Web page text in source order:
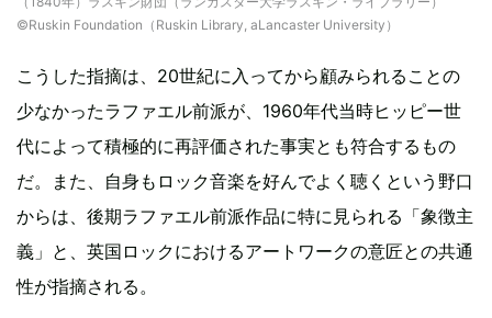
©Ruskin Foundation（Ruskin Library, aLancaster University）
こうした指摘は、20世紀に入ってから顧みられることの
少なかったラファエル前派が、1960年代当時ヒッピー世
代によって積極的に再評価された事実とも符合するもの
だ。また、自身もロック音楽を好んでよく聴くという野口
からは、後期ラファエル前派作品に特に見られる「象徴主
義」と、英国ロックにおけるアートワークの意匠との共通
性が指摘される。